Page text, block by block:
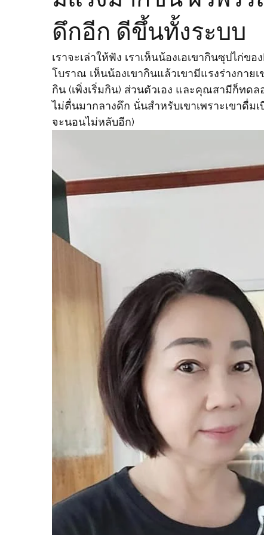
ดึกอีก ดีขึ้นทั้งระบบ
เราจะเล่าให้ฟัง​ เราเห็นน้องเอเขากินซุปไก่ข
โบราณ​ เห็นน้องเขากินแล้วเขามีแรงร่างกา
กิน ​(เพิ่งเริ่มกิน)​ ส่วนตัวเอง​ และคุณสามี​ก็ทด
ไ​ม่ตื่นมากลางดึก​ นั่นสำหรับเขา​เพราะเขาดื่
จะนอนไม่หลับอีก)